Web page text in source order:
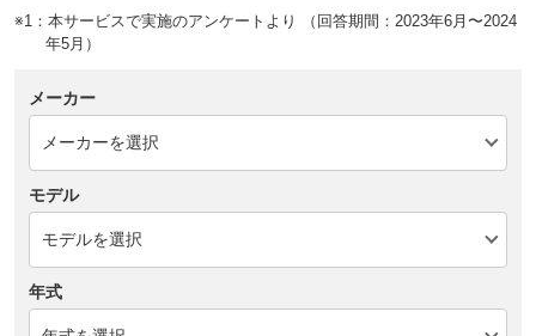
※1：本サービスで実施のアンケートより （回答期間：2023年6月〜2024
年5月）
メーカー
モデル
年式